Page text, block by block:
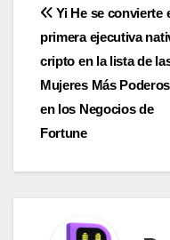
de
entradas
Yi He se convierte
primera ejecutiva
cripto en la lista de
Mujeres Más
en los Negocios de
Fortune